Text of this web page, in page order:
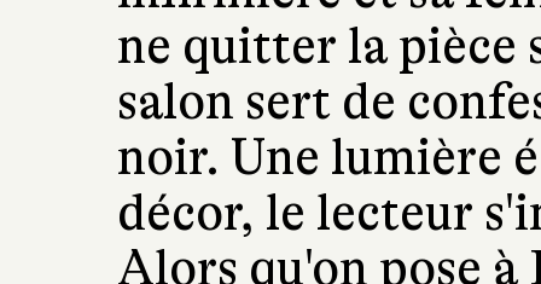
ne quitter la pièce
salon sert de
noir. Une lumière
décor, le lecteur
Alors qu'on pose à